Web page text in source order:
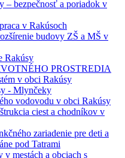
– bezpečnosť a poriadok v
v Rakúsoch
budovy ZŠ a MŠ v
Rakúsy
PROSTREDIA
v obci Rakúsy
- Mlynčeky
vodovodu v obci Rakúsy
ciest a chodníkov v
zariadenie pre deti a
pod Tatrami
mestách a obciach s